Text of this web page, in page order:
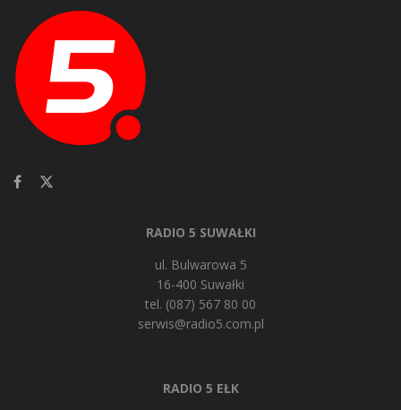
RADIO 5 SUWAŁKI
ul. Bulwarowa 5
16-400 Suwałki
tel. (087) 567 80 00
serwis@radio5.com.pl
RADIO 5 EŁK